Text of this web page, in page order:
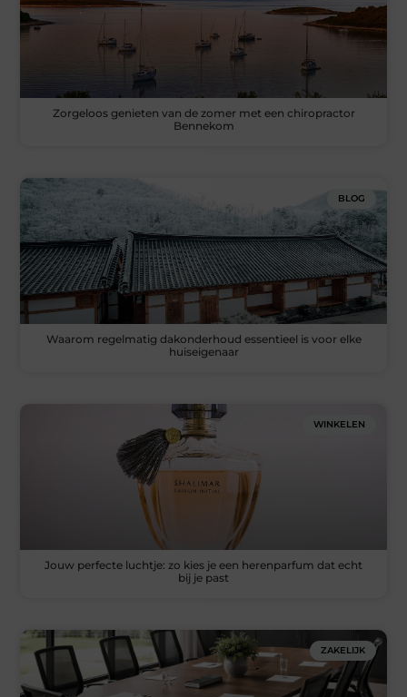
Zorgeloos genieten van de zomer met een chiropractor
Bennekom
BLOG
Waarom regelmatig dakonderhoud essentieel is voor elke
huiseigenaar
WINKELEN
Jouw perfecte luchtje: zo kies je een herenparfum dat echt
bij je past
ZAKELIJK